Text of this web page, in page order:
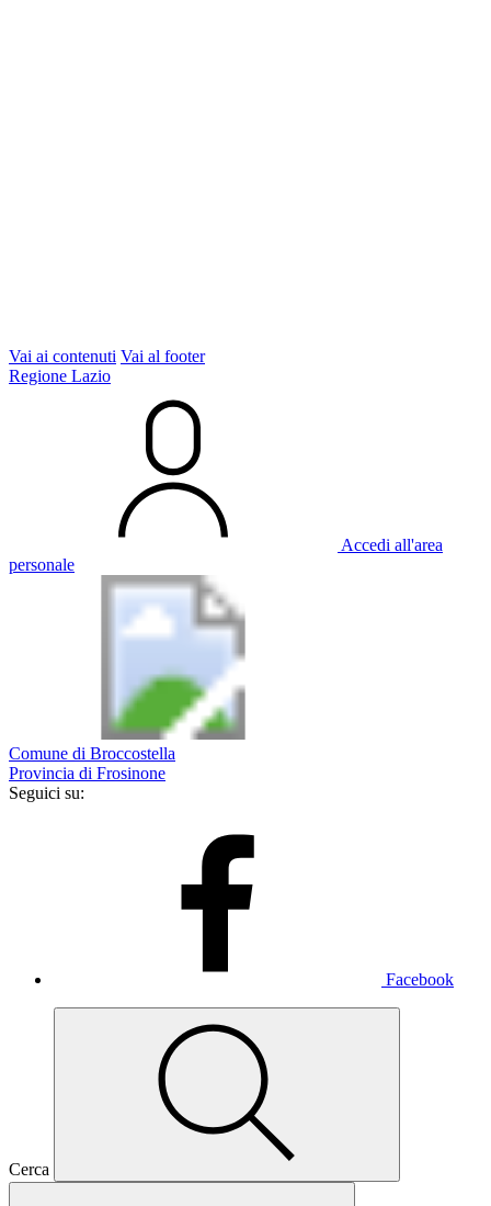
Vai ai contenuti Vai al footer
Regione Lazio
Accedi all'area
personale
Comune di Broccostella
Provincia di Frosinone
Seguici su:
Facebook
Cerca